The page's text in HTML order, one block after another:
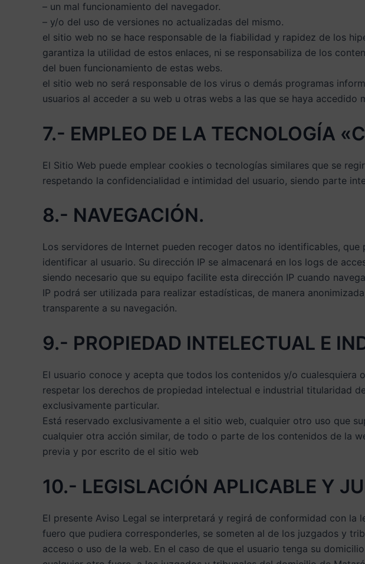
– un mal funcionamiento del navegador.
– y/o del uso de versiones no actualizadas del mismo.
el sitio web no se hace responsable de la fiabilidad y rapidez de los
garantiza la utilidad de estos enlaces, ni se responsabiliza de los
del buen funcionamiento de estas webs.
el sitio web no será responsable de los virus o demás programas
usuarios al acceder a su web u otras webs a las que se haya accedido
7.- EMPLEO DE LA TECNOLOGÍA
El Sitio Web puede emplear cookies o tecnologías similares que se
respetando la confidencialidad e intimidad del usuario, siendo parte
8.- NAVEGACIÓN.
Los servidores de Internet pueden recoger datos no identificables,
identificar al usuario. Su dirección IP se almacenará en los logs de
siendo necesario que su equipo facilite esta dirección IP cuando
IP podrá ser utilizada para realizar estadísticas, de manera
transparente a su navegación.
9.- PROPIEDAD INTELECTUAL E
El usuario conoce y acepta que todos los contenidos y/o
respetar los derechos de propiedad intelectual e industrial titularidad
exclusivamente particular.
Está reservado exclusivamente a el sitio web, cualquier otro uso que
cualquier otra acción similar, de todo o parte de los contenidos de la
previa y por escrito de el sitio web
10.- LEGISLACIÓN APLICABLE Y
El presente Aviso Legal se interpretará y regirá de conformidad con
fuero que pudiera corresponderles, se someten al de los juzgados y
acceso o uso de la web. En el caso de que el usuario tenga su